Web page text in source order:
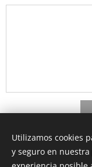
Utilizamos cookies
y seguro en